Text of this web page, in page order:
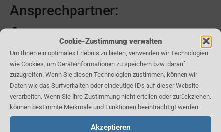
Cookie-Zustimmung verwalten
Um Ihnen ein optimales Erlebnis zu bieten, verwenden wir Technologien
wie Cookies, um Geräteinformationen zu speichern bzw. darauf
zuzugreifen. Wenn Sie diesen Technologien zustimmen, können wir
Daten wie das Surfverhalten oder eindeutige IDs auf dieser Website
verarbeiten. Wenn Sie Ihre Zustimmung nicht erteilen oder zurückziehen,
können bestimmte Merkmale und Funktionen beeinträchtigt werden.
Akzeptieren
Ansprechpartner:
Tel: 030 47479424
Fax: 03047479469
Kontaktformular